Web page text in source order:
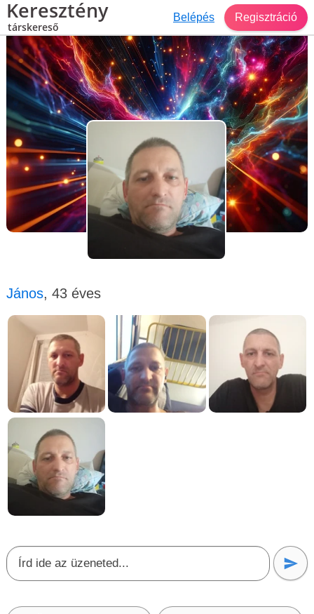
Keresztény
társkereső
Belépés Regisztráció
Társkereső Komárom
János, 43 éves, férfi
János, 43 éves